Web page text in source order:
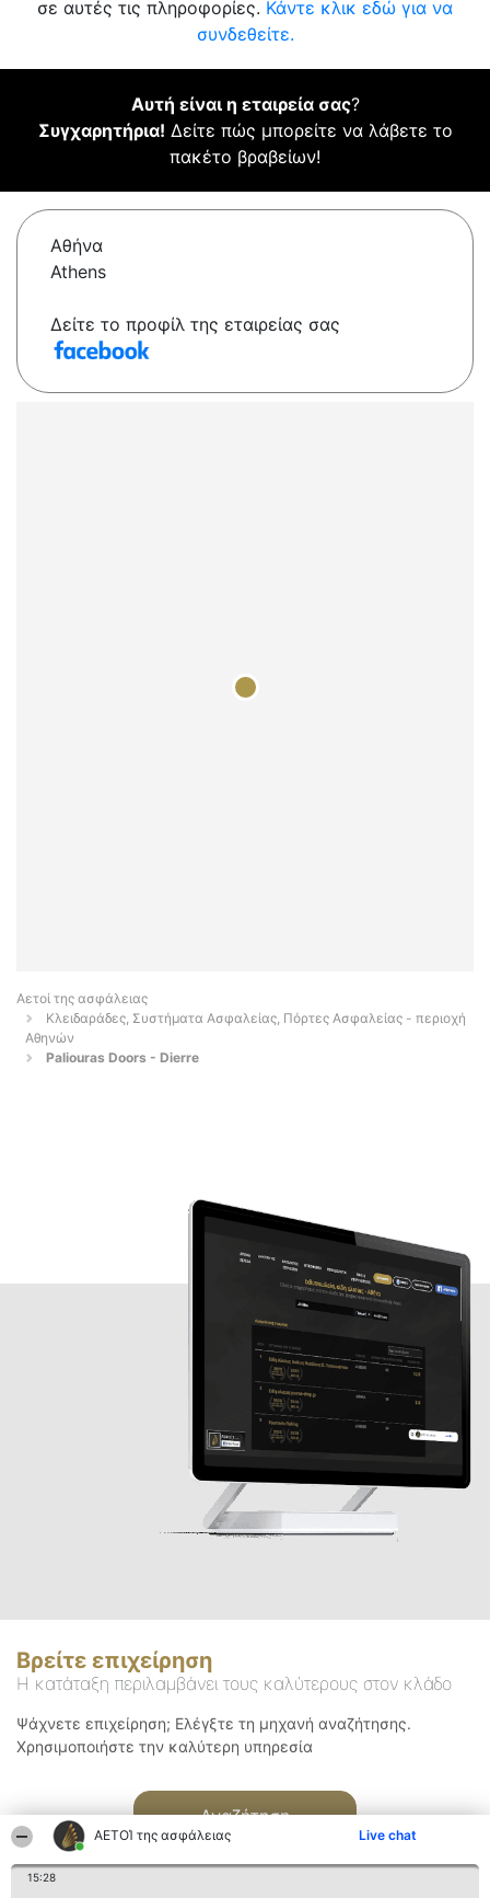
ΑΕΤΟΊ της ασφάλειας Live chat
15:28
σε αυτές τις πληροφορίες. Κάντε κλικ εδώ για να
συνδεθείτε.
Αυτή είναι η εταιρεία σας?
Συγχαρητήρια! Δείτε πώς μπορείτε να λάβετε το
πακέτο βραβείων!
Αθήνα
Athens
Δείτε το προφίλ της εταιρείας σας
Αετοί της ασφάλειας
Κλειδαράδες, Συστήματα Ασφαλείας, Πόρτες Ασφαλείας - περιοχή
Αθηνών
Paliouras Doors - Dierre
Βρείτε επιχείρηση
Η κατάταξη περιλαμβάνει τους καλύτερους στον κλάδο
Ψάχνετε επιχείρηση; Ελέγξτε τη μηχανή αναζήτησης.
Χρησιμοποιήστε την καλύτερη υπηρεσία
Αναζήτηση